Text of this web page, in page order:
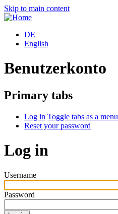
Skip to main content
DE
English
Benutzerkonto
Primary tabs
Log in Toggle tabs as a menu
Reset your password
Log in
Username
Password